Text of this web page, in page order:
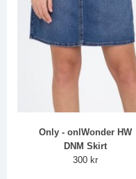
Only - onlWonder HW
DNM Skirt
300 kr